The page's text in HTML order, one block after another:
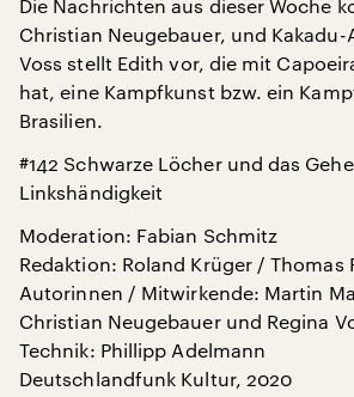
Die Nachrichten aus dieser Woche
Christian Neugebauer, und Kakadu-
Voss stellt Edith vor, die mit
hat, eine Kampfkunst bzw. ein
Brasilien.
#142 Schwarze Löcher und das
Linkshändigkeit
Moderation: Fabian Schmitz
Redaktion: Roland Krüger / Thomas
Autorinnen / Mitwirkende: Martin
Christian Neugebauer und Regina
Technik: Phillipp Adelmann
Deutschlandfunk Kultur, 2020